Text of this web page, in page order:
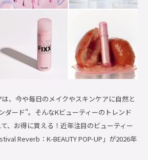
、今や毎日のメイクやスキンケアに自然と
ダード"。そんなKビューティーのトレンド
、お得に買える！近年注目のビューティー
Reverb：K-BEAUTY POP-UP」が2026年